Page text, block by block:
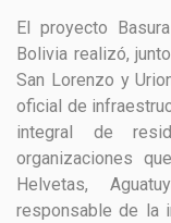
El proyecto
Bolivia realizó,
San Lorenzo y
oficial de
integral de
organizaciones
Helvetas,
responsable de la